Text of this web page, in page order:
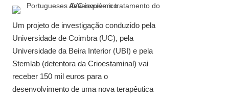
Um projeto de investigação conduzido pela
Universidade de Coimbra (UC), pela
Universidade da Beira Interior (UBI) e pela
Stemlab (detentora da Crioestaminal) vai
receber 150 mil euros para o
desenvolvimento de uma nova terapêutica